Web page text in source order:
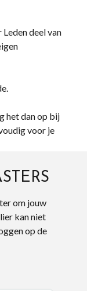
deel van
het dan op bij
voor je
om jouw
kan niet
op de